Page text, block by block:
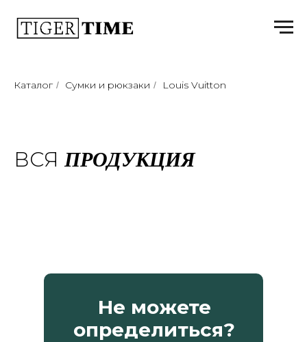
Каталог / Сумки и рюкзаки / Louis Vuitton
ВСЯПРОДУКЦИЯ
Не можете
определиться?